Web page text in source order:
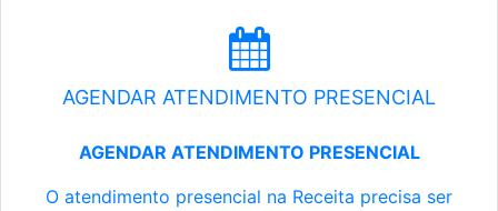
AGENDAR ATENDIMENTO PRESENCIAL
AGENDAR ATENDIMENTO PRESENCIAL
O atendimento presencial na Receita precisa ser